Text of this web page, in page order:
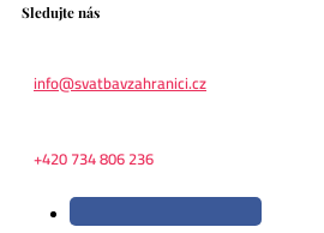
Sledujte nás
info@svatbavzahranici.cz
+420 734 806 236